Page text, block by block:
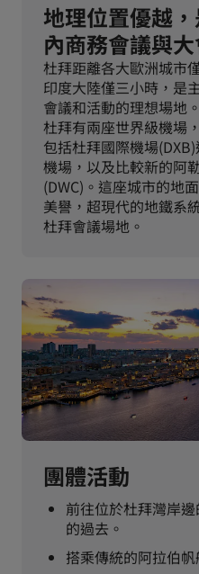
地理位置優越
內商務會議與
杜拜距離各大歐洲城市
印度大陸僅三小時，是
會議和活動的理想場地。
杜拜有兩座世界級機場
包括杜拜國際機場
機場，以及比較新的阿
(DWC)。這座城市的地
美譽，超現代的地鐵系
杜拜會議場地。
團體活動
前往位於杜拜灣岸
的過去。
搭乘傳統的阿拉伯